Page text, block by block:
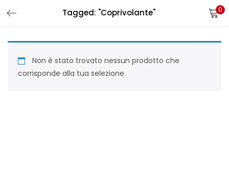
Tagged: "Coprivolante" 0
Non è stato trovato nessun prodotto che
corrisponde alla tua selezione.
LOGIN